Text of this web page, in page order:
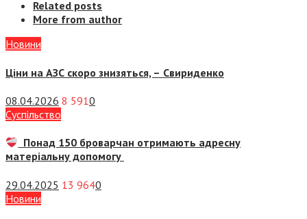
Related posts
More from author
Новини
Ціни на АЗС скоро знизяться, – Свириденко
08.04.2026 8 5910
Суспiльство
Понад 150 броварчан отримають адресну
матеріальну допомогу
29.04.2025 13 9640
Новини